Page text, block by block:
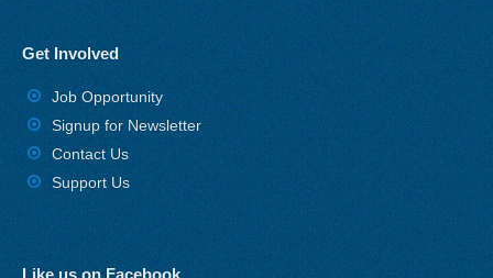
Get Involved
Job Opportunity
Signup for Newsletter
Contact Us
Support Us
Like us on Facebook